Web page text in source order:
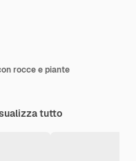
rocce e piante
tutto